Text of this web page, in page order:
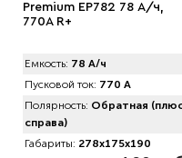
Premium EP782 78 А/ч,
770A R+
Емкость: 78 А/ч
Пусковой ток: 770 А
Полярность: Обратная
справа)
Габариты: 278x175x190